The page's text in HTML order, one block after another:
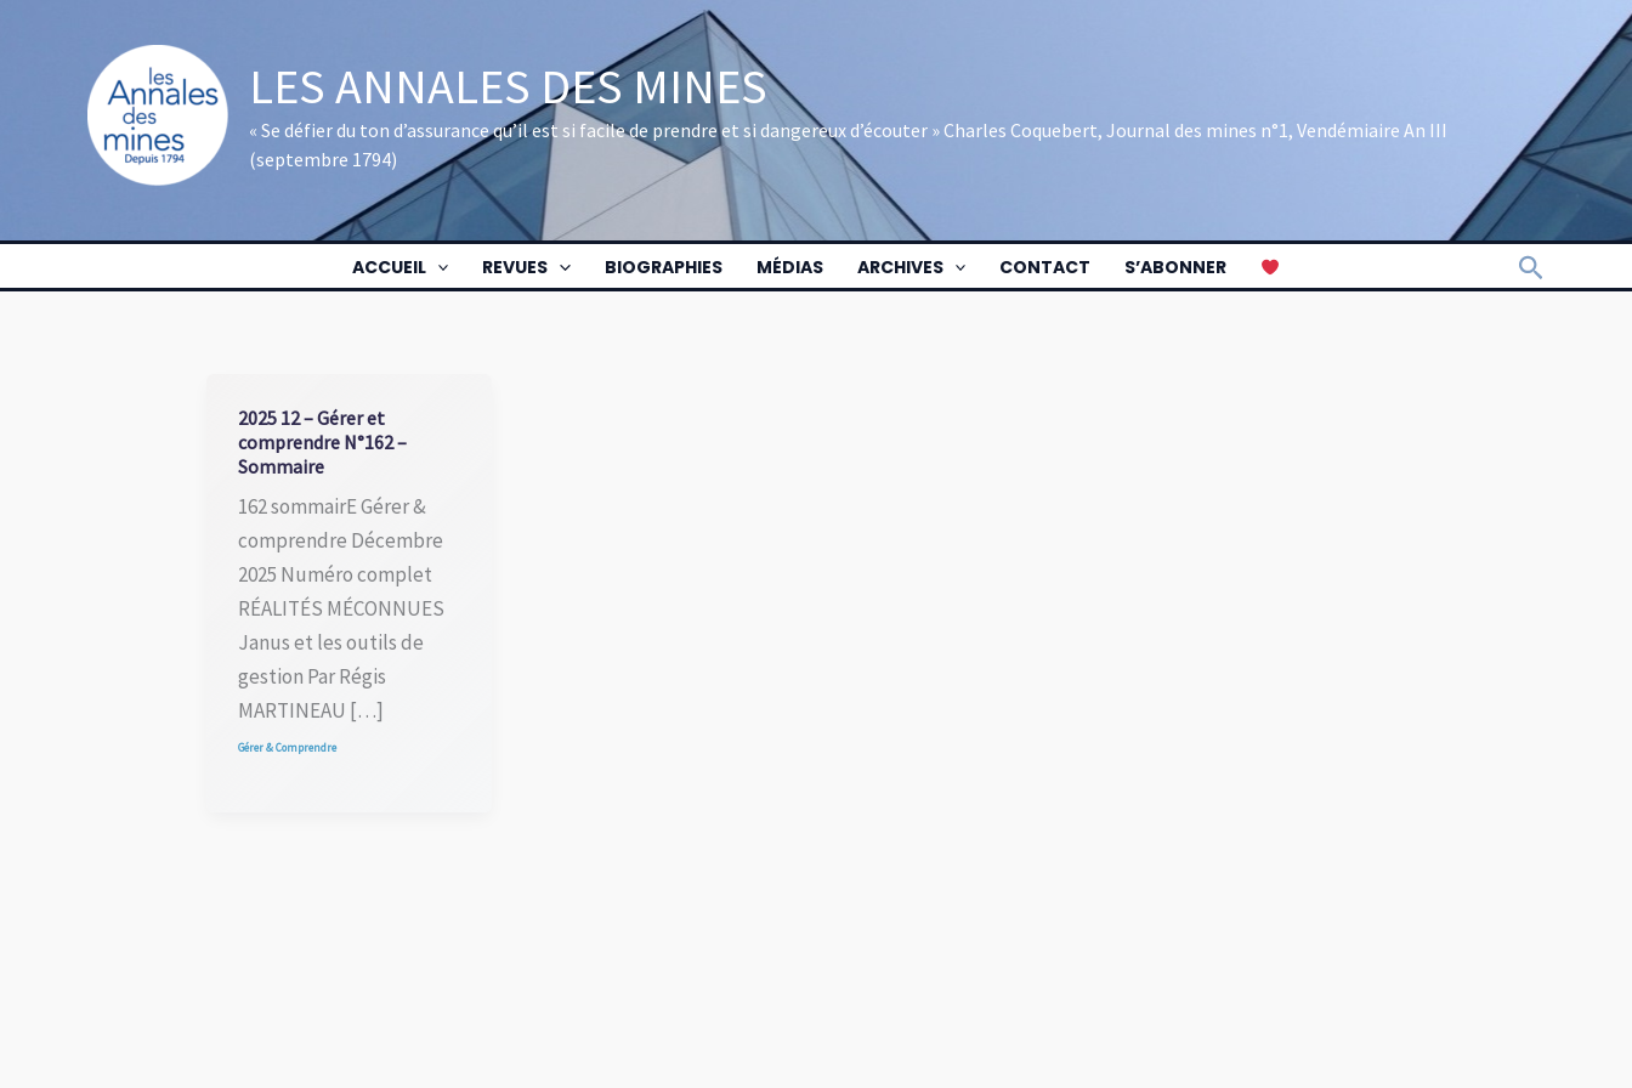
LES ANNALES DES MINES
« Se défier du ton d’assurance qu’il est si facile de prendre et si dangereux d’écouter » Charles Coquebert, Journal des mines n°1, Vendémiaire An III
(septembre 1794)
ACCUEIL REVUES BIOGRAPHIES MÉDIAS ARCHIVES CONTACT S’ABONNER
2025 12 – Gérer et
comprendre N°162 –
Sommaire
162 sommairE Gérer &
comprendre Décembre
2025 Numéro complet
RÉALITÉS MÉCONNUES
Janus et les outils de
gestion Par Régis
MARTINEAU […]
Gérer & Comprendre